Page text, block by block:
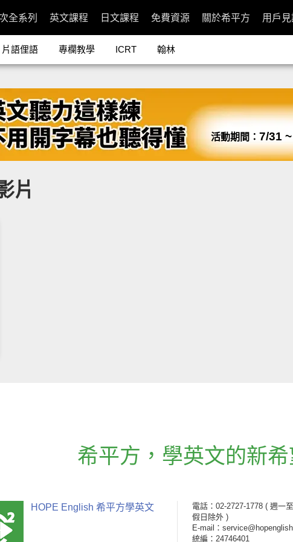
全系列 英文課程 日文課程 免費資源 關於希平方 用戶
片語俚語 專欄教學 ICRT 翰林
活動期間： 7/31
片
希平方 ， 學英文的新希
HOPE English 希平方學英文 電話：02-2727-1778 ( 週一
假日除外 )
E-mail：
統編：24746401